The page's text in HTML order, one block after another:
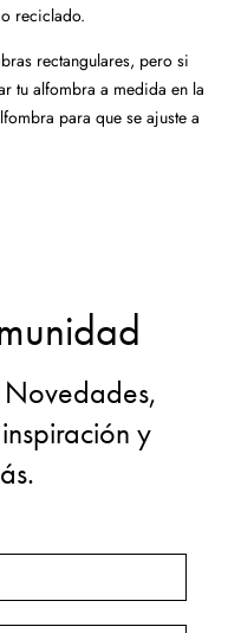
reciclado.
rectangulares, pero si
tu alfombra a medida en la
para que se ajuste a
y